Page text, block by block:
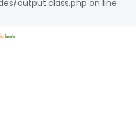
output.class.php on line